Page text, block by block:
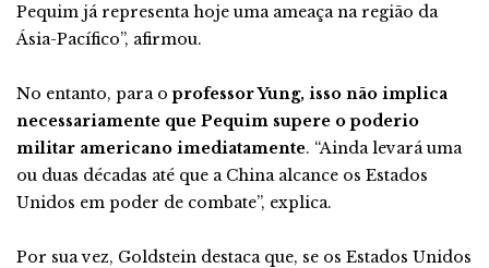
Pequim já representa hoje uma ameaça na região da
Ásia-Pacífico”, afirmou.
No entanto, para o professor Yung, isso não implica
necessariamente que Pequim supere o poderio
militar americano imediatamente. “Ainda levará uma
ou duas décadas até que a China alcance os Estados
Unidos em poder de combate”, explica.
Por sua vez, Goldstein destaca que, se os Estados Unidos